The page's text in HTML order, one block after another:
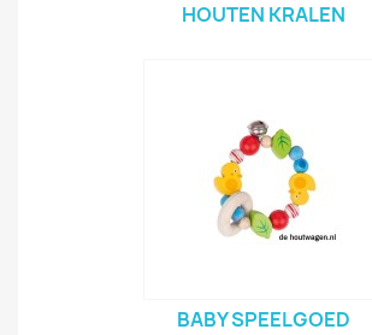
HOUTEN KRALEN
BABY SPEELGOED